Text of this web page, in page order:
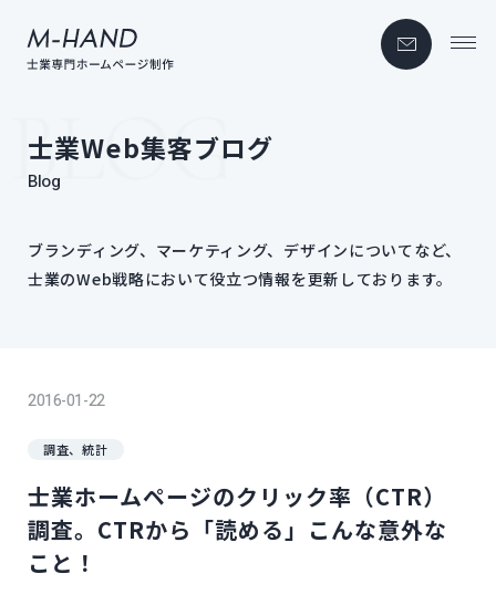
士業Web集客ブログ
Blog
ブランディング、​マーケティング、​デザインに​ついてなど、
士業の​Web戦略に​おいて​役立つ情報を​更新しております。
2016-01-22
調査、統計
士業ホームページのクリック率（CTR）
調査。CTRから「読める」こんな意外な
こと！